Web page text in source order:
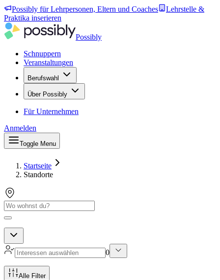
Possibly für Lehrpersonen, Eltern und Coaches
Lehrstelle &
Praktika inserieren
Possibly
Schnuppern
Veranstaltungen
Berufswahl
Über Possibly
Für Unternehmen
Anmelden
Toggle Menu
Startseite
Standorte
0
Alle Filter